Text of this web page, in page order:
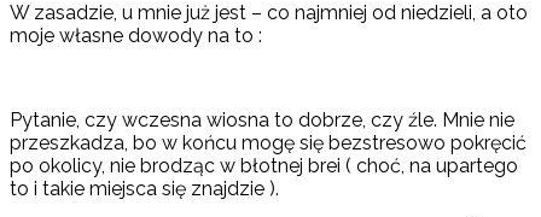
W zasadzie, u mnie już jest – co najmniej od niedzieli, a oto
moje własne dowody na to :
Pytanie, czy wczesna wiosna to dobrze, czy źle. Mnie nie
przeszkadza, bo w końcu mogę się bezstresowo pokręcić
po okolicy, nie brodząc w błotnej brei ( choć, na upartego
to i takie miejsca się znajdzie ).